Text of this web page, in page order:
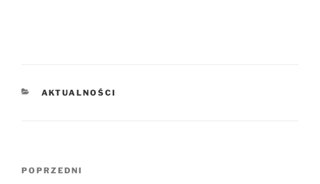
KATEGORIE
AKTUALNOŚCI
wpisu
Poprzedni
POPRZEDNI